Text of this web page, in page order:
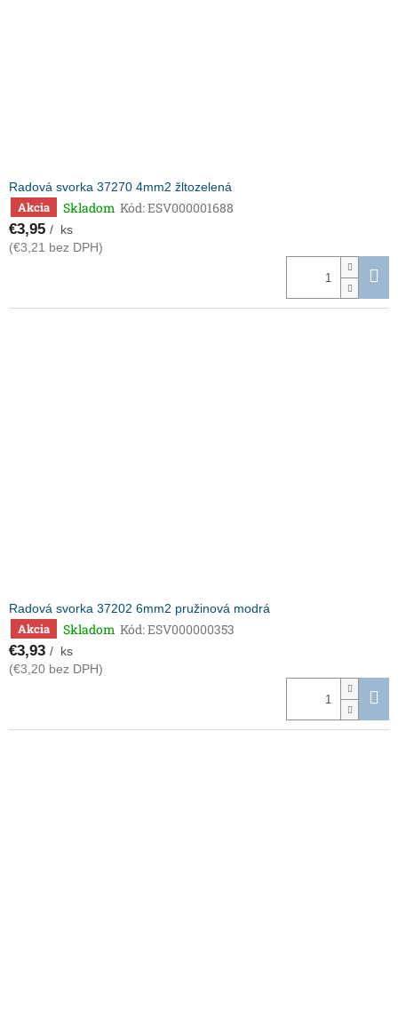
Radová svorka 37270 4mm2 žltozelená
Akcia Skladom Kód:ESV000001688
€3,95 / ks
(€3,21 bez DPH)
Radová svorka 37202 6mm2 pružinová modrá
Akcia Skladom Kód:ESV000000353
€3,93 / ks
(€3,20 bez DPH)